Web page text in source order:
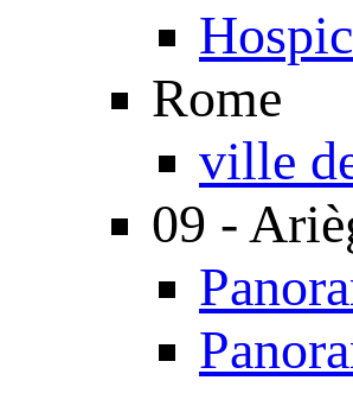
Rome
ville
09 -